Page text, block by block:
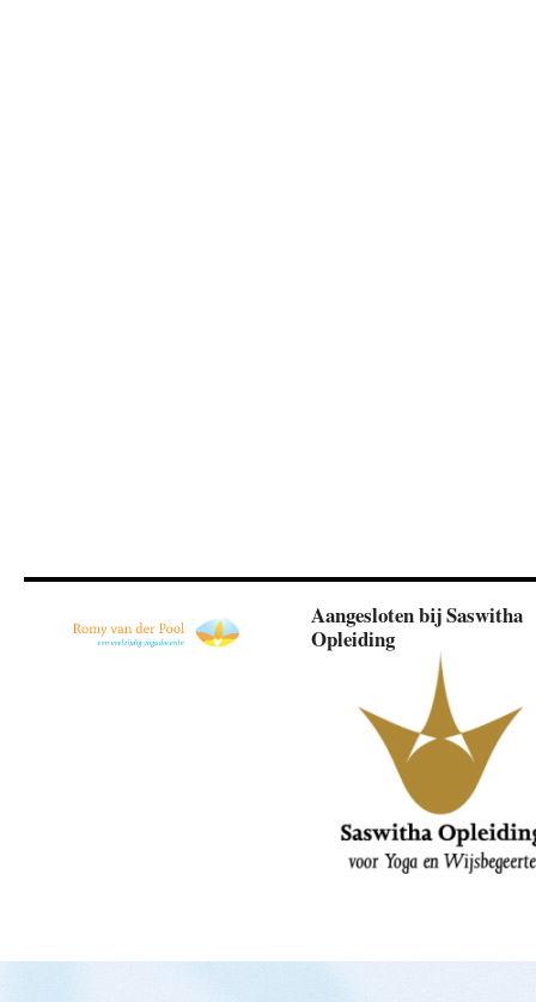
Aangesloten bij Saswitha
Opleiding